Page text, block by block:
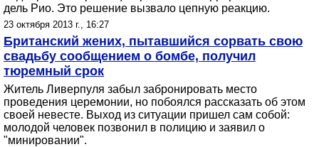
дель Рио. Это решение вызвало цепную реакцию.
23 октября 2013 г., 16:27
Британский жених, пытавшийся сорвать свою
свадьбу сообщением о бомбе, получил
тюремный срок
Житель Ливерпуля забыл забронировать место
проведения церемонии, но побоялся рассказать об этом
своей невесте. Выход из ситуации пришел сам собой:
молодой человек позвонил в полицию и заявил о
"минировании".